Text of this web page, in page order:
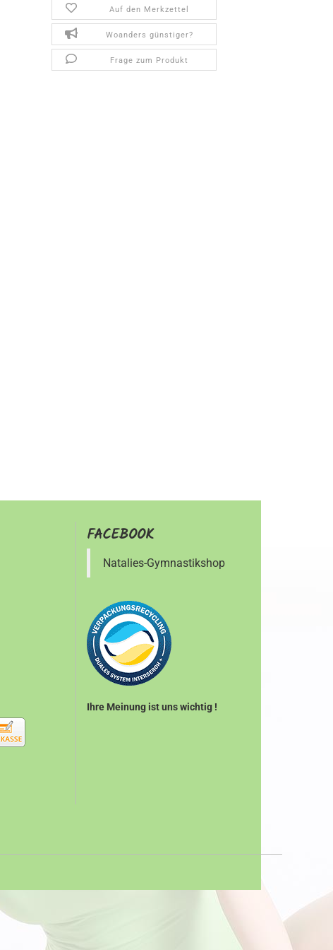
Auf den Merkzettel
Woanders günstiger?
Frage zum Produkt
FACEBOOK
Natalies-Gymnastikshop
Ihre Meinung ist uns wichtig !